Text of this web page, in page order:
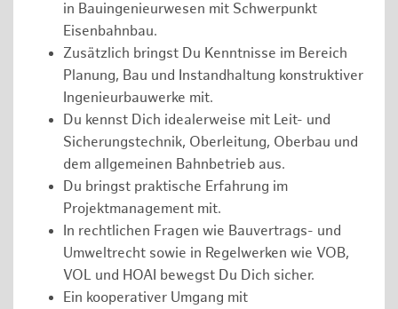
in Bauingenieurwesen mit Schwerpunkt
Eisenbahnbau.
Zusätzlich bringst Du Kenntnisse im Bereich
Planung, Bau und Instandhaltung konstruktiver
Ingenieurbauwerke mit.
Du kennst Dich idealerweise mit Leit- und
Sicherungstechnik, Oberleitung, Oberbau und
dem allgemeinen Bahnbetrieb aus.
Du bringst praktische Erfahrung im
Projektmanagement mit.
In rechtlichen Fragen wie Bauvertrags- und
Umweltrecht sowie in Regelwerken wie VOB,
VOL und HOAI bewegst Du Dich sicher.
Ein kooperativer Umgang mit